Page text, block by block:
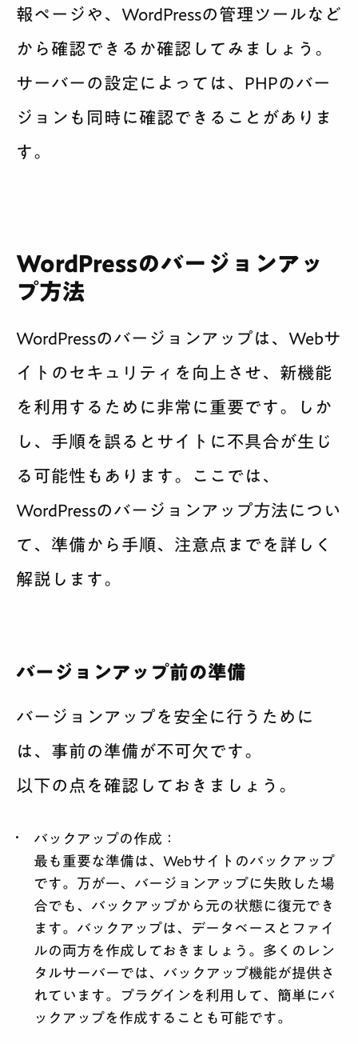
報ページや、WordPressの管理ツールなど
から確認できるか確認してみましょう。
サーバーの設定によっては、PHPのバー
ジョンも同時に確認できることがありま
す。
WordPressのバージョンアッ
プ方法
WordPressのバージョンアップは、Webサ
イトのセキュリティを向上させ、新機能
を利用するために非常に重要です。しか
し、手順を誤るとサイトに不具合が生じ
る可能性もあります。ここでは、
WordPressのバージョンアップ方法につい
て、準備から手順、注意点までを詳しく
解説します。
バージョンアップ前の準備
バージョンアップを安全に行うために
は、事前の準備が不可欠です。
以下の点を確認しておきましょう。
バックアップの作成 ：
最も重要な準備は、Webサイトのバックアップ
です。万が一、バージョンアップに失敗した場
合でも、バックアップから元の状態に復元でき
ます。バックアップは、データベースとファイ
ルの両方を作成しておきましょう。多くのレン
タルサーバーでは、バックアップ機能が提供さ
れています。プラグインを利用して、簡単にバ
ックアップを作成することも可能です。